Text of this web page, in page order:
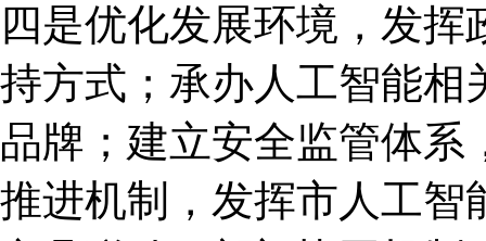
四是优化发展环境，发
持方式；承办人工智能相
品牌；建立安全监管体
推进机制，发挥市人工智